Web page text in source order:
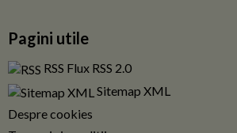
Pagini utile
RSS Flux RSS 2.0
Sitemap XML
Despre cookies